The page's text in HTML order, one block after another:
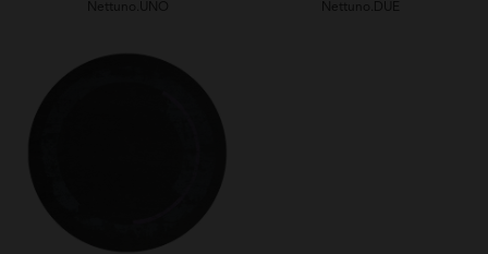
Nettuno.UNO Nettuno.DUE